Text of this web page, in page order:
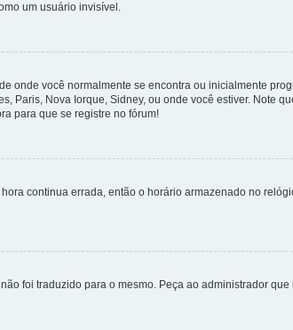
um usuário invisível.
onde você normalmente se encontra ou inicialmente
Paris, Nova Iorque, Sidney, ou onde você estiver. Note
para que se registre no fórum!
continua errada, então o horário armazenado no
foi traduzido para o mesmo. Peça ao administrador